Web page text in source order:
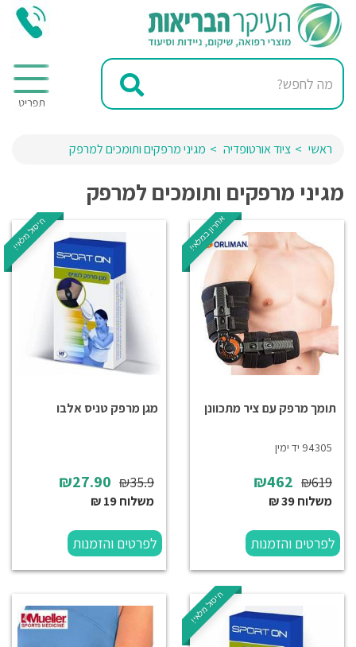
ראשי ציוד אורטופדיה מגיני מרפקים ותומכים למרפק
מגיני מרפקים ותומכים למרפק
אחרון במלאי!
תומך מרפק עם ציר מתכוונן
94305 יד ימין
₪462 ₪619
משלוח 39 ₪
לפרטים והזמנות
חיסול מלאי!
מגן מרפק טניס אלבו
₪27.90 ₪35.9
משלוח 19 ₪
לפרטים והזמנות
חיסול מלאי!